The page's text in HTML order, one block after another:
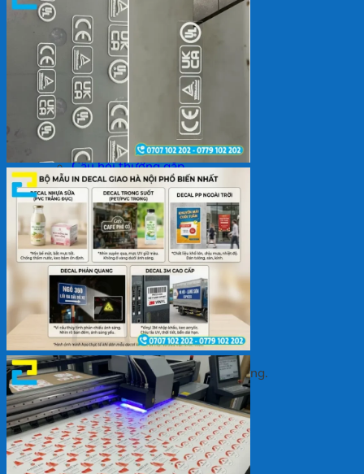
Backdrop
In Tem Nhãn
In Decal
Tin tức
Tin Tức In Kỹ Thuật Số
Tin Tức In UV
Tin tức công ty
Tuyển dụng
Câu hỏi thường gặp
Liên hệ
Tìm
kiếm:
Giỏ hàng /0₫
Chưa có sản phẩm trong giỏ hàng.
Quay trở lại cửa hàng
Giỏ hàng